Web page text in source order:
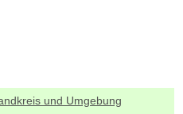
und Umgebung